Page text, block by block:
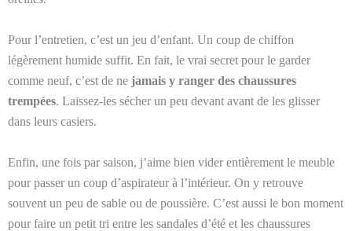
Pour l’entretien, c’est un jeu d’enfant. Un coup de chiffon
légèrement humide suffit. En fait, le vrai secret pour le garder
comme neuf, c’est de ne jamais y ranger des chaussures
trempées. Laissez-les sécher un peu devant avant de les glisser
dans leurs casiers.
Enfin, une fois par saison, j’aime bien vider entièrement le meuble
pour passer un coup d’aspirateur à l’intérieur. On y retrouve
souvent un peu de sable ou de poussière. C’est aussi le bon moment
pour faire un petit tri entre les sandales d’été et les chaussures